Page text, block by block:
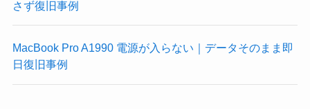
さず復旧事例
MacBook Pro A1990 電源が入らない｜データそのまま即
日復旧事例